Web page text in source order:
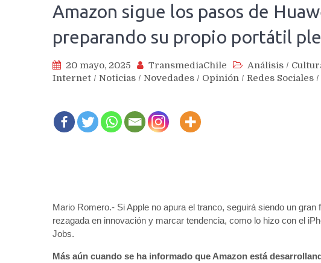
Amazon sigue los pasos de
preparando su propio portátil
20 mayo, 2025 TransmediaChile Análisis /
Internet / Noticias / Novedades / Opinión / Redes Sociales /
Mario Romero.- Si Apple no apura el tranco, seguirá siendo un
rezagada en innovación y marcar tendencia, como lo hizo con el
Jobs.
Más aún cuando se ha informado que Amazon está